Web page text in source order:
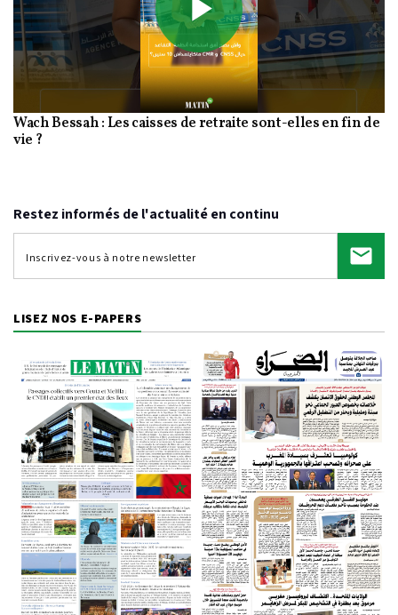
Play
Video
Wach Bessah : Les caisses de retraite sont-elles en fin de
vie ?
Restez informés de l'actualité en continu
LISEZ NOS E-PAPERS